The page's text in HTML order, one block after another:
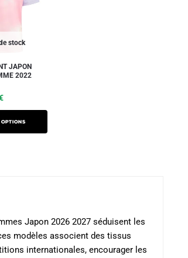
stock
JAPON
2022
Le
prix
actuel
est :
options
Japon 2026 2027 séduisent les
modèles associent des tissus
internationales, encourager les